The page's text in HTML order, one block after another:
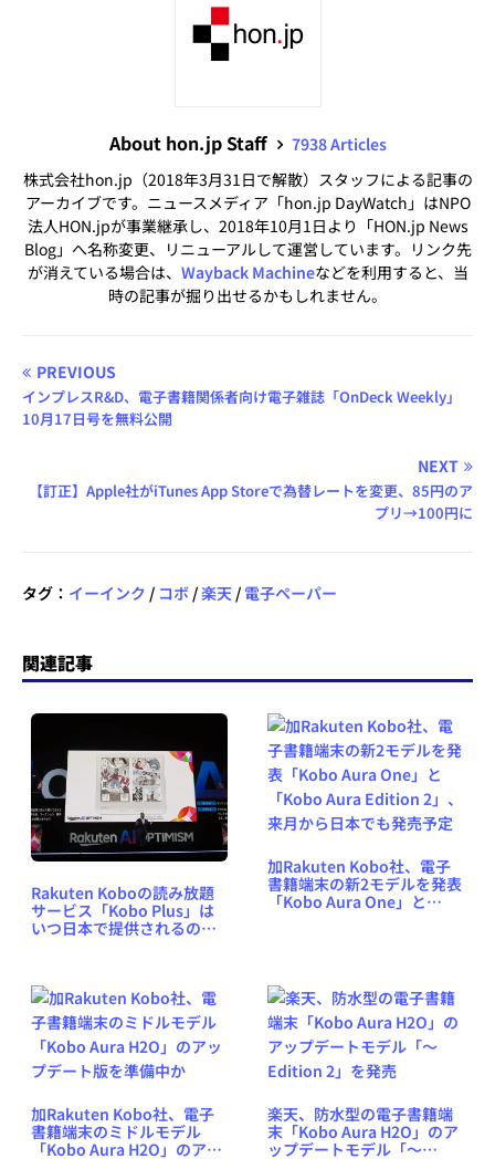
About hon.jp Staff
7938 Articles
株式会社hon.jp（2018年3月31日で解散）スタッフによる記事の
アーカイブです。ニュースメディア「hon.jp DayWatch」はNPO
法人HON.jpが事業継承し、2018年10月1日より「HON.jp News
Blog」へ名称変更、リニューアルして運営しています。リンク先
が消えている場合は、 Wayback Machineなどを利用すると、当
時の記事が掘り出せるかもしれません。
PREVIOUS
インプレスR&D、電子書籍関係者向け電子雑誌「OnDeck Weekly」
10月17日号を無料公開
NEXT
【訂正】Apple社がiTunes App Storeで為替レートを変更、85円のア
プリ→100円に
タグ： イーインク / コボ /楽天 / 電子ペーパー
関連記事
Rakuten Koboの読み放題
サービス「Kobo Plus」は
いつ日本で提供されるの
加Rakuten Kobo社、電子
書籍端末の新2モデルを発表
「Kobo Aura One」と
加Rakuten Kobo社、電子
書籍端末のミドルモデル
「Kobo Aura H2O」のアッ
楽天、防水型の電子書籍端
末「Kobo Aura H2O」のア
ップデートモデル「〜